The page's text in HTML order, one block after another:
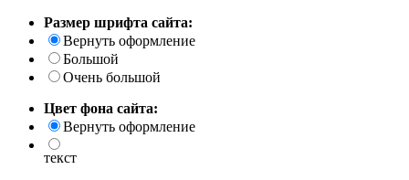
Размер шрифта сайта:
Вернуть оформление
Большой
Очень большой
Цвет фона сайта:
Вернуть оформление
текст